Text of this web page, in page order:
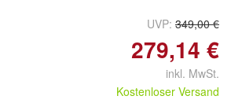
UVP: 349,00 €
279,14 €
inkl. MwSt.
Kostenloser Versand